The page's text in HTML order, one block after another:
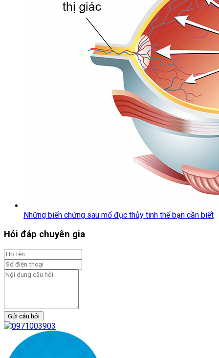
Những biến chứng sau mổ đục thủy tinh thể bạn cần biết
Hỏi đáp chuyên gia
Gửi câu hỏi